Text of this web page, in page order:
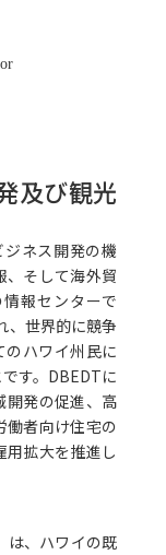
及び観光
ネス開発の機
、そして海外貿
報センターで
、世界的に競争
のハワイ州民に
す。DBEDTに
開発の促進、高
働者向け住宅の
拡大を推進し
は、ハワイの既